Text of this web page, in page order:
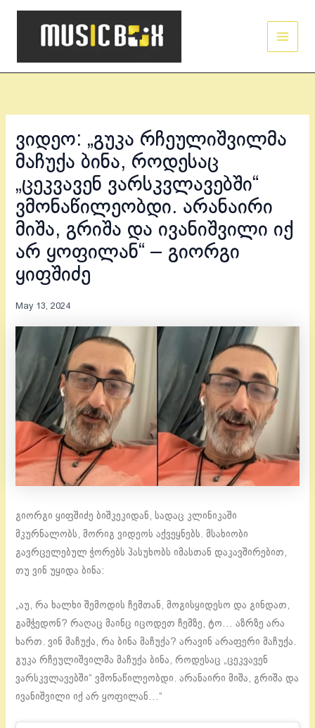
Skip
ვიდეო: „გუკა რჩეულიშვილმა
მაჩუქა ბინა, როდესაც
„ცეკვავენ ვარსკვლავებში“
ვმონაწილეობდი. არანაირი
მიშა, გრიშა და ივანიშვილი იქ
არ ყოფილან“ – გიორგი
ყიფშიძე
May 13, 2024
გიორგი ყიფშიძე ბიშკეკიდან, სადაც კლინიკაში
მკურნალობს, მორიგ ვიდეოს აქვეყნებს. მსახიობი
გავრცელებულ ჭორებს პასუხობს იმასთან დაკავშირებით,
თუ ვინ უყიდა ბინა:
„აუ, რა ხალხი შემოდის ჩემთან, მოგისყიდესო და გინდათ,
გამჭედონ? რაღაც მაინც იცოდეთ ჩემზე, ტო… აზრზე არა
ხართ. ვინ მაჩუქა, რა ბინა მაჩუქა? არავინ არაფერი მაჩუქა.
გუკა რჩეულიშვილმა მაჩუქა ბინა, როდესაც „ცეკვავენ
ვარსკვლავებში“ ვმონაწილეობდი. არანაირი მიშა, გრიშა და
ივანიშვილი იქ არ ყოფილან…“